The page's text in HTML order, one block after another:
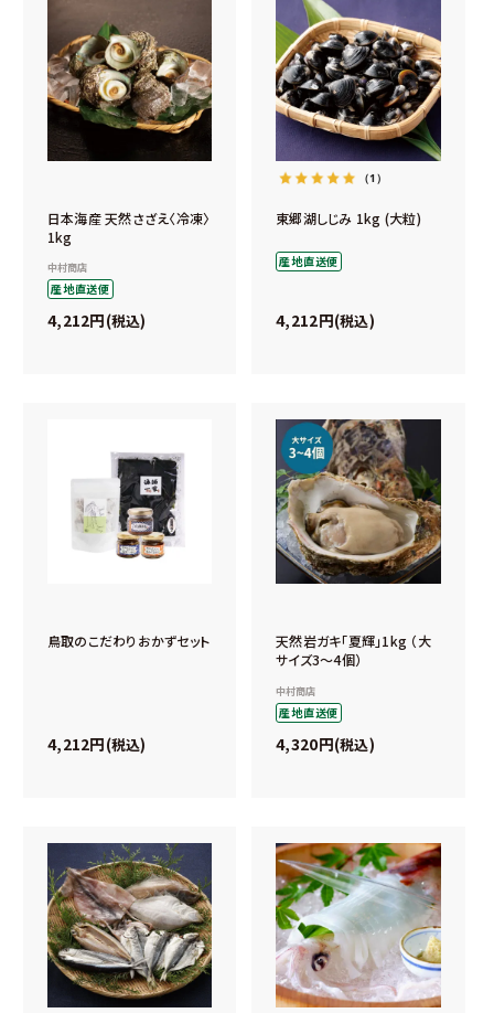
日本海産 天然さざえ〈冷凍〉
1kg
中村商店
産地直送便
4,212 税込
（1）
東郷湖しじみ 1kg (大粒)
産地直送便
4,212 税込
鳥取のこだわりおかずセット
4,212 税込
天然岩ガキ「夏輝」1kg （大
サイズ3～4個）
中村商店
産地直送便
4,320 税込